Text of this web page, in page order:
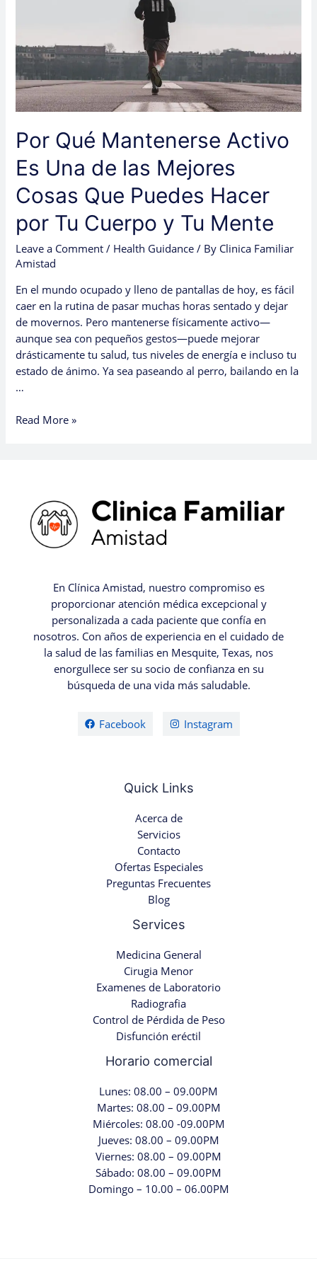
Por Qué Mantenerse Activo
Es Una de las Mejores
Cosas Que Puedes Hacer
por Tu Cuerpo y Tu Mente
Leave a Comment / Health Guidance / By Clinica Familiar
Amistad
En el mundo ocupado y lleno de pantallas de hoy, es fácil
caer en la rutina de pasar muchas horas sentado y dejar
de movernos. Pero mantenerse físicamente activo—
aunque sea con pequeños gestos—puede mejorar
drásticamente tu salud, tus niveles de energía e incluso tu
estado de ánimo. Ya sea paseando al perro, bailando en la
…
las
Mejores
Cosas
Que
Puedes
por
Tu
Cuerpo
y
Tu
Mente
Read More »
En Clínica Amistad, nuestro compromiso es
proporcionar atención médica excepcional y
personalizada a cada paciente que confía en
nosotros. Con años de experiencia en el cuidado de
la salud de las familias en Mesquite, Texas, nos
enorgullece ser su socio de confianza en su
búsqueda de una vida más saludable.
Facebook Instagram
Quick Links
Acerca de
Servicios
Contacto
Ofertas Especiales
Preguntas Frecuentes
Blog
Services
Medicina General
Cirugia Menor
Examenes de Laboratorio
Radiografia
Control de Pérdida de Peso
Disfunción eréctil
Horario comercial
Lunes: 08.00 – 09.00PM
Martes: 08.00 – 09.00PM
Miércoles: 08.00 -09.00PM
Jueves: 08.00 – 09.00PM
Viernes: 08.00 – 09.00PM
Sábado: 08.00 – 09.00PM
Domingo – 10.00 – 06.00PM